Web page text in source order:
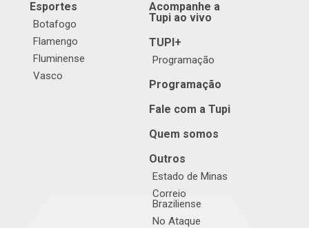
Esportes
Botafogo
Flamengo
Fluminense
Vasco
Acompanhe a
Tupi ao vivo
TUPI+
Programação
Programação
Fale com a Tupi
Quem somos
Outros
Estado de Minas
Correio
Braziliense
No Ataque